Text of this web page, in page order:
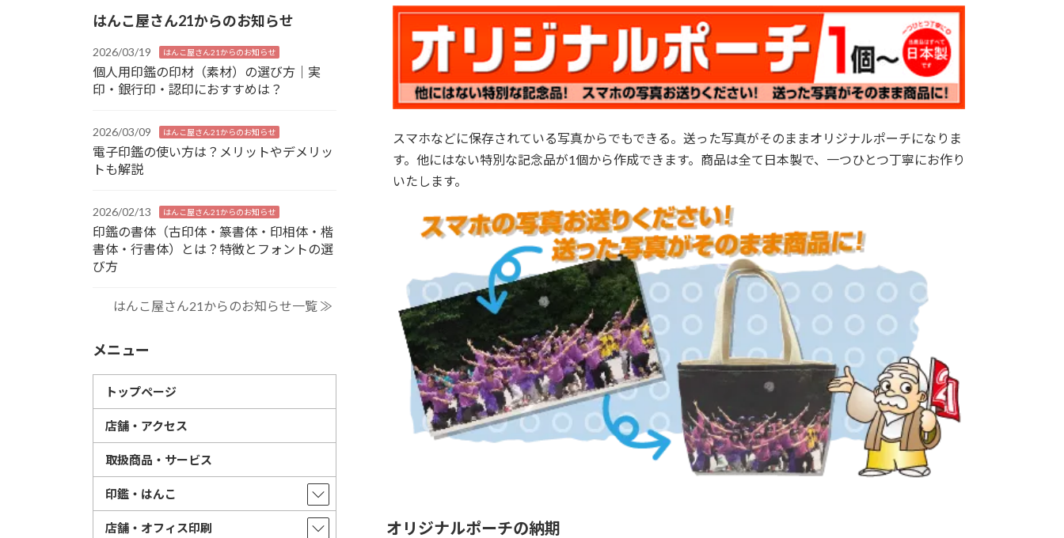
スマホなどに保存されている写真からでもできる。送った写真がそのままオリジナルポーチになりま
す。他にはない特別な記念品が1個から作成できます。商品は全て日本製で、一つひとつ丁寧にお作り
いたします。
オリジナルポーチの納期
はんこ屋さん21からのお知らせ
2026/03/19 はんこ屋さん21からのお知らせ
個人用印鑑の印材（素材）の選び方｜実
印・銀行印・認印におすすめは？
2026/03/09 はんこ屋さん21からのお知らせ
電子印鑑の使い方は？メリットやデメリッ
トも解説
2026/02/13 はんこ屋さん21からのお知らせ
印鑑の書体（古印体・篆書体・印相体・楷
書体・行書体）とは？特徴とフォントの選
び方
はんこ屋さん21からのお知らせ一覧 ≫
メニュー
トップページ
店舗・アクセス
取扱商品・サービス
印鑑・はんこ
店舗・オフィス印刷